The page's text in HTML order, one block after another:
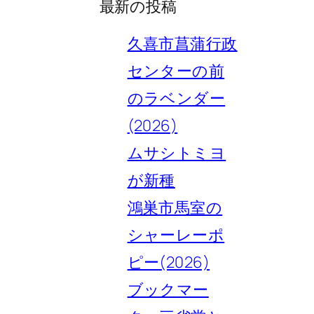
最新の投稿
久喜市菖蒲行政
センターの前
のラベンダー
(2026)
ムサシトミヨ
が新種
鴻巣市馬室の
シャーレーポ
ピー(2026)
ブックマー